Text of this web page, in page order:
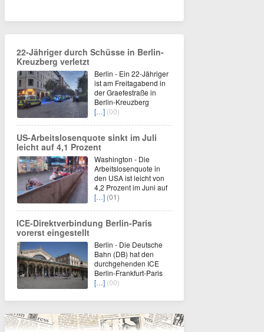
22-Jähriger durch Schüsse in Berlin-
Kreuzberg verletzt
Berlin - Ein 22-Jähriger
ist am Freitagabend in
der Graefestraße in
Berlin-Kreuzberg
[…] (00)
US-Arbeitslosenquote sinkt im Juli
leicht auf 4,1 Prozent
Washington - Die
Arbeitslosenquote in
den USA ist leicht von
4,2 Prozent im Juni auf
[…] (01)
ICE-Direktverbindung Berlin-Paris
vorerst eingestellt
Berlin - Die Deutsche
Bahn (DB) hat den
durchgehenden ICE
Berlin-Frankfurt-Paris
[…] (00)